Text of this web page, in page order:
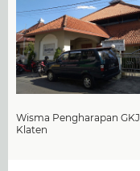
Wisma Pengharapan GKJ
Klaten